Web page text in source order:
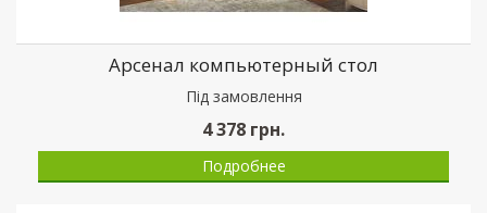
Арсенал компьютерный стол
Пiд замовлення
4 378 грн.
Подробнее